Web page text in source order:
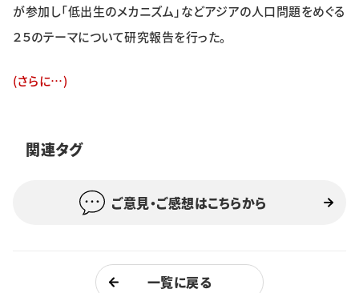
学生社会
特集・企画
学生記者募集
が参加し「低出生のメカニズム」などアジアの人口問題をめぐる
２５のテーマについて研究報告を行った。
(さらに…)
関連タグ
ご意見・ご感想はこちらから
一覧に戻る